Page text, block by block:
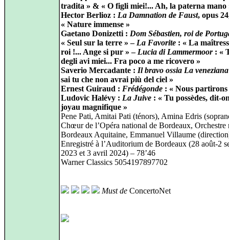
tradita » & « O figli miei!... Ah, la paterna mano
Hector Berlioz : La Damnation de Faust, opus
« Nature immense »
Gaetano Donizetti : Dom Sébastien, roi de
« Seul sur la terre » – La Favorite : « La
roi !... Ange si pur » – Lucia di Lammermoor: «
degli avi miei... Fra poco a me ricovero »
Saverio Mercadante : Il bravo ossia La veneziana
sai tu che non avrai più del ciel »
Ernest Guiraud : Frédégonde : « Nous partirons
Ludovic Halévy : La Juive : « Tu possèdes,
joyau magnifique »
Pene Pati, Amitai Pati (ténors), Amina Edris
Chœur de l’Opéra national de Bordeaux, Orchestre
Bordeaux Aquitaine, Emmanuel Villaume
Enregistré à l’Auditorium de Bordeaux (28 août-2
2023 et 3 avril 2024) – 78’46
Warner Classics 5054197897702
Must de ConcertoNet